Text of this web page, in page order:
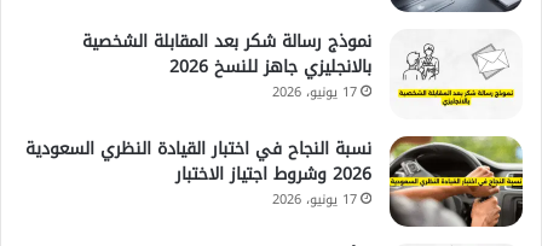
نموذج رسالة شكر بعد المقابلة الشخصية
بالانجليزي جاهز للنسخ 2026
17 يونيو، 2026
نسبة النجاح في اختبار القيادة النظري السعودية
2026 وشروط اجتياز الاختبار
17 يونيو، 2026